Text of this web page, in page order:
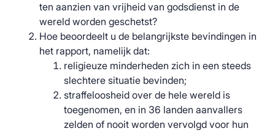
ten aanzien van vrijheid van godsdienst in de
wereld worden geschetst?
Hoe beoordeelt u de belangrijkste bevindingen in
het rapport, namelijk dat:
religieuze minderheden zich in een steeds
slechtere situatie bevinden;
straffeloosheid over de hele wereld is
toegenomen, en in 36 landen aanvallers
zelden of nooit worden vervolgd voor hun